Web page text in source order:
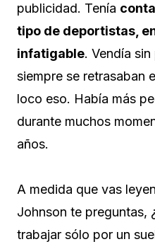
publicidad. Tenía
tipo de deportistas,
infatigable. Vendía
siempre se retrasaban
loco eso. Había más
durante muchos
años.
A medida que vas
Johnson te preguntas,
trabajar sólo por un